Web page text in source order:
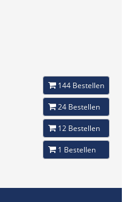
144 Bestellen
24 Bestellen
12 Bestellen
1 Bestellen